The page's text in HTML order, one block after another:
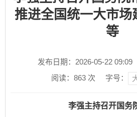
推进全国统一大市场
等
发布日期：2026-05-22 09:09
阅读： 863 次 字号：
李强主持召开国务